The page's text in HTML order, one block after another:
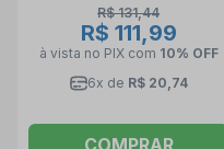
R$ 131,44
R$ 111,99
à vista no PIX com 10% OFF
6x de R$ 20,74
COMPRAR